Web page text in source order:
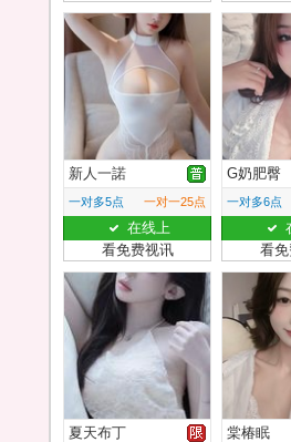
新人一諾
一对多5点 一对一25点
在线上
看免费视讯
G奶肥臀
一对多6点
看
夏天布丁 棠椿眠